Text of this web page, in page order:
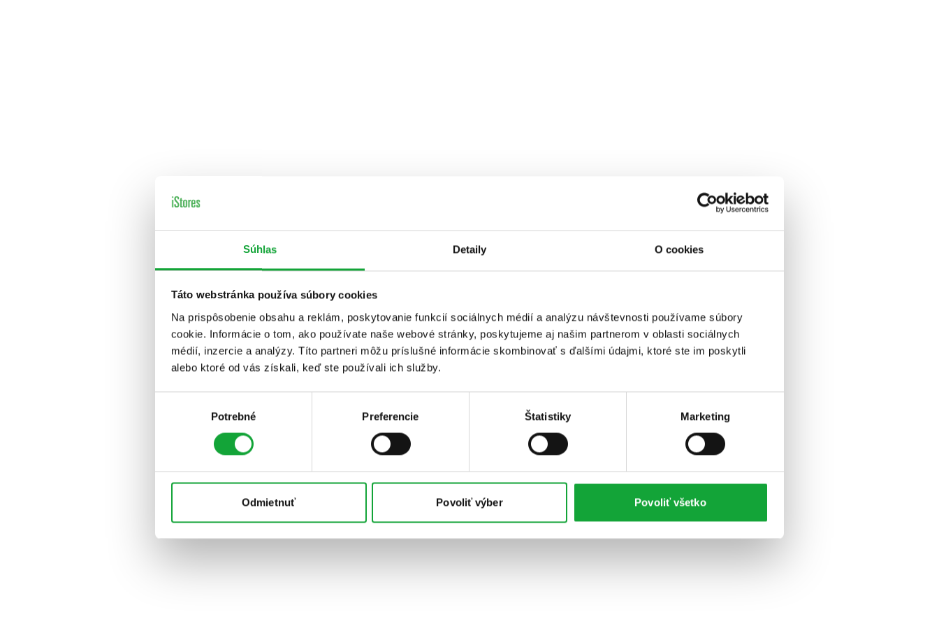
Súhlas Detaily O cookies
Táto webstránka používa súbory cookies
Na prispôsobenie obsahu a reklám, poskytovanie funkcií sociálnych médií a analýzu návštevnosti používame súbory
cookie. Informácie o tom, ako používate naše webové stránky, poskytujeme aj našim partnerom v oblasti sociálnych
médií, inzercie a analýzy. Títo partneri môžu príslušné informácie skombinovať s ďalšími údajmi, ktoré ste im poskytli
alebo ktoré od vás získali, keď ste používali ich služby.
Potrebné Preferencie Štatistiky Marketing
Odmietnuť Povoliť výber Povoliť všetko